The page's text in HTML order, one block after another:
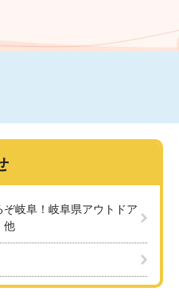
岐阜！岐阜県アウトドア
他